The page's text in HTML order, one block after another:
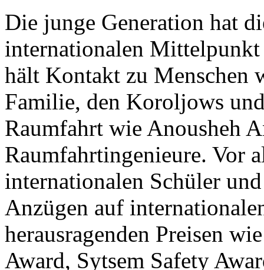
Die junge Generation hat
internationalen Mittelpunkt
hält Kontakt zu Menschen
Familie, den Koroljows
Raumfahrt wie Anousheh
Raumfahrtingenieure. Vor
internationalen Schüler
Anzügen auf
herausragenden Preisen
Award, Sytsem Safety